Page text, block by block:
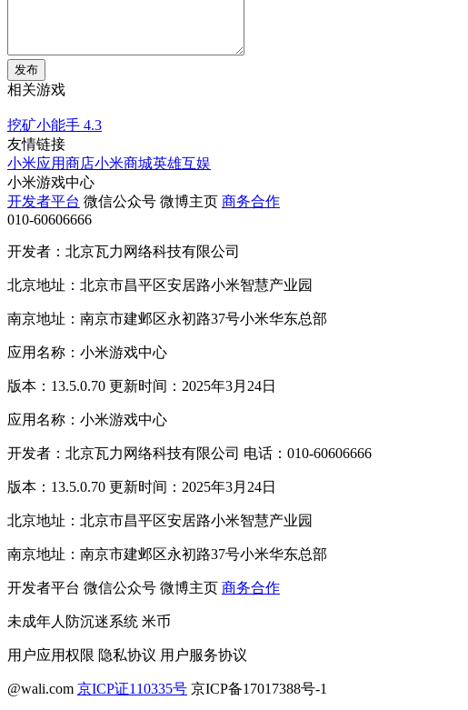
发布
相关游戏
挖矿小能手 4.3
友情链接
小米应用商店小米商城英雄互娱
小米游戏中心
开发者平台 微信公众号 微博主页 商务合作
010-60606666
开发者：北京瓦力网络科技有限公司
北京地址：北京市昌平区安居路小米智慧产业园
南京地址：南京市建邺区永初路37号小米华东总部
应用名称：小米游戏中心
版本：13.5.0.70 更新时间：2025年3月24日
应用名称：小米游戏中心
开发者：北京瓦力网络科技有限公司 电话：010-60606666
版本：13.5.0.70 更新时间：2025年3月24日
北京地址：北京市昌平区安居路小米智慧产业园
南京地址：南京市建邺区永初路37号小米华东总部
开发者平台 微信公众号 微博主页 商务合作
未成年人防沉迷系统 米币
用户应用权限 隐私协议 用户服务协议
@wali.com 京ICP证110335号 京ICP备17017388号-1